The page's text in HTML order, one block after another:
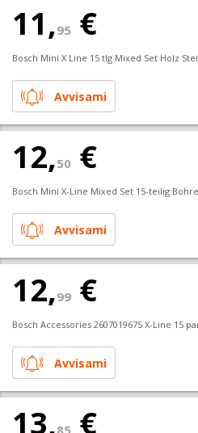
11,95 €
Bosch Mini X Line 15 tlg Mixed Set Holz
Avvisami
12,50 €
Bosch Mini X-Line Mixed Set 15-teilig
Avvisami
12,99 €
Bosch Accessories 2607019675 X-Line 15
Avvisami
13, €